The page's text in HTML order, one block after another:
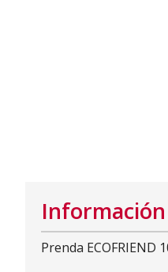
Información
Prenda